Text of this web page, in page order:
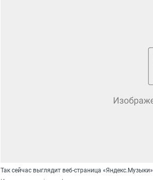
Так сейчас выглядит веб-страница «Яндекс.Музыки»